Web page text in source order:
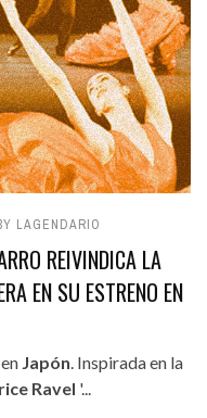
LAGENDARIO
REIVINDICA LA
EN SU ESTRENO EN
Japón . Inspirada en la
Ravel '...